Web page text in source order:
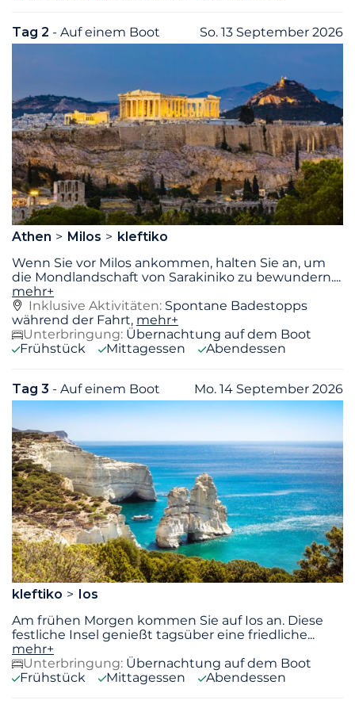
Tag 2 - Auf einem Boot So. 13 September 2026
Athen Milos
kleftiko
Wenn Sie vor Milos ankommen, halten Sie an, um
die Mondlandschaft von Sarakiniko zu bewundern....
mehr+
Inklusive Aktivitäten: Spontane Badestopps
während der Fahrt, mehr+
Unterbringung: Übernachtung auf dem Boot
Frühstück
Mittagessen Abendessen
Tag 3 - Auf einem Boot Mo. 14 September 2026
kleftiko
Ios
Am frühen Morgen kommen Sie auf Ios an. Diese
festliche Insel genießt tagsüber eine friedliche...
mehr+
Unterbringung: Übernachtung auf dem Boot
Frühstück
Mittagessen Abendessen